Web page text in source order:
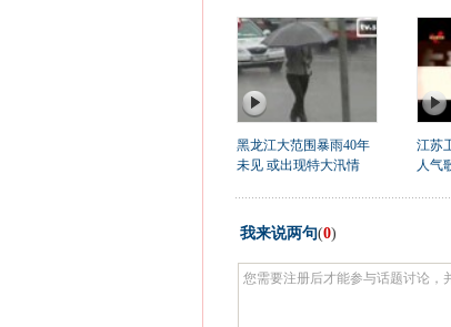
黑龙江大范围暴雨40年
未见 或出现特大汛情
江苏
人气
我来说两句(0)